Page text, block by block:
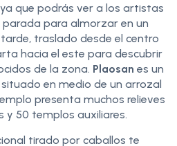
que podrás ver a los artistas
para almorzar en un
traslado desde el centro
hacia el este para descubrir
de la zona. Plaosan es un
en medio de un arrozal
presenta muchos relieves
y 50 templos auxiliares.
tirado por caballos te